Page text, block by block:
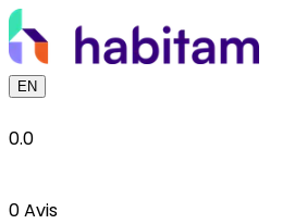
EN
0.0
0Avis